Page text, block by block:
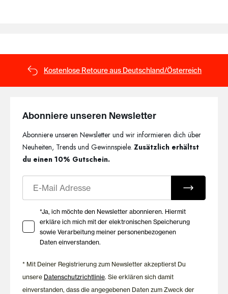
Kostenlose Retoure aus Deutschland/Österreich
Abonniere unseren Newsletter
Abonniere unseren Newsletter und wir informieren dich über
Neuheiten, Trends und Gewinnspiele.Zusätzlich erhältst
du einen 10% Gutschein.
Ihre Zustimmung zu Marketing E-Mails
*Ja, ich möchte den Newsletter abonnieren. Hiermit
erkläre ich mich mit der elektronischen Speicherung
sowie Verarbeitung meiner personenbezogenen
Daten einverstanden.
* Mit Deiner Registrierung zum Newsletter akzeptierst Du
unsere Datenschutzrichtlinie. Sie erklären sich damit
einverstanden, dass die angegebenen Daten zum Zweck der